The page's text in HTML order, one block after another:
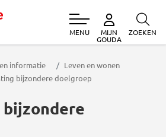
MENU MIJN
GOUDA
ZOEKEN
informatie
Leven en wonen
bijzondere doelgroep